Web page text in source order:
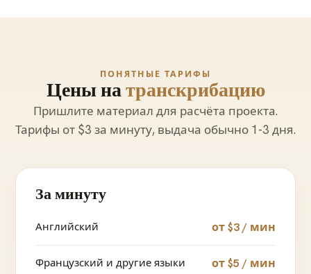
ПОНЯТНЫЕ ТАРИФЫ
Цены на транскрибацию
Пришлите материал для расчёта проекта.
Тарифы от $3 за минуту, выдача обычно 1-3 дня.
За минуту
Английский от $3 / мин
Французский и другие языки от $5 / мин